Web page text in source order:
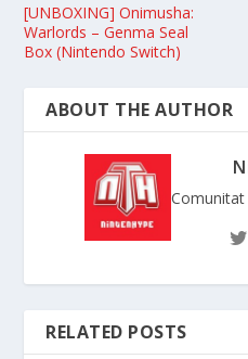
[UNBOXING] Onimusha:
Warlords – Genma Seal
Box (Nintendo Switch)
ABOUT THE AUTHOR
RELATED POSTS